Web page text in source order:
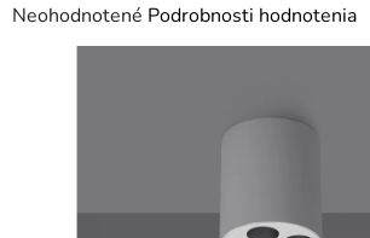
Priemerné
hodnotenie
Neohodnotené Podrobnosti hodnotenia